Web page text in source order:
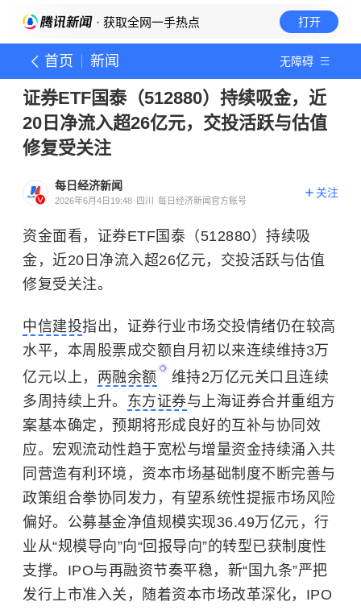
· 获取全网一手热点 打开
首页 新闻 无障碍
证券ETF国泰（512880）持续吸金，近
20日净流入超26亿元，交投活跃与估值
修复受关注
每日经济新闻
2026年6月4日19:48 四川 每日经济新闻官方账号
关注
资金面看，证券ETF国泰（512880）持续吸
金，近20日净流入超26亿元，交投活跃与估值
修复受关注。
中信建投指出，证券行业市场交投情绪仍在较高
水平，本周股票成交额自月初以来连续维持3万
亿元以上， 两融余额
维持2万亿元关口且连续
多周持续上升。 东方证券与上海证券合并重组方
案基本确定，预期将形成良好的互补与协同效
应。宏观流动性趋于宽松与增量资金持续涌入共
同营造有利环境，资本市场基础制度不断完善与
政策组合拳协同发力，有望系统性提振市场风险
偏好。 公募基金净值规模实现36.49万亿元，行
业从“规模导向”向“回报导向”的转型已获制度性
支撑。IPO与再融资节奏平稳，新“国九条”严把
发行上市准入关，随着资本市场改革深化，IPO